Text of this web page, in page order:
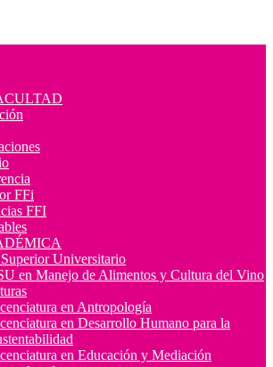
FFi
FFI
Universitario
en Manejo de Alimentos y Cultura del Vino
en Antropología
en Desarrollo Humano para la
en Educación y Mediación